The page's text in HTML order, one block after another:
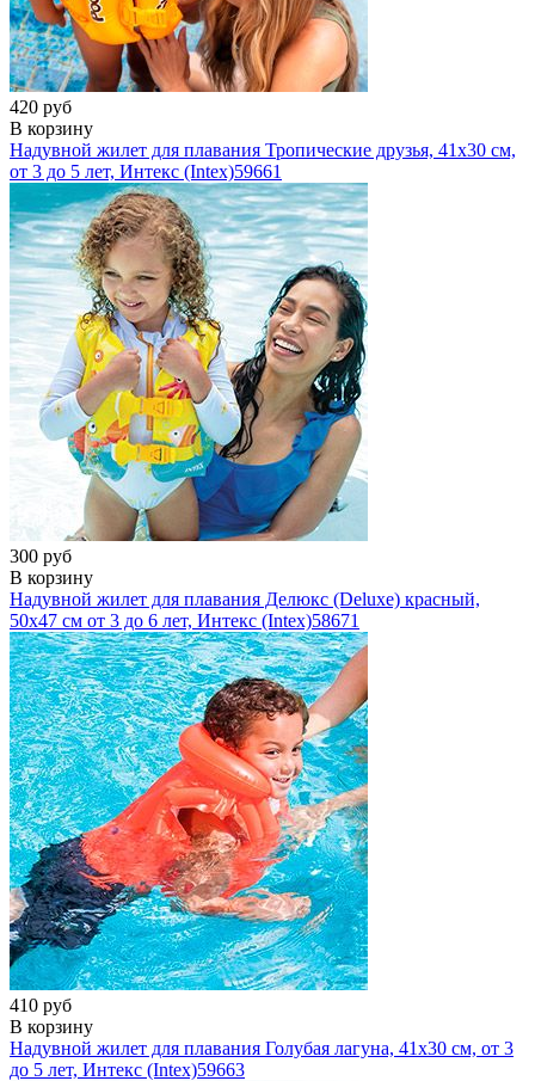
420 руб
В корзину
Надувной жилет для плавания Тропические друзья, 41х30 см,
от 3 до 5 лет, Интекс (Intex)59661
300 руб
В корзину
Надувной жилет для плавания Делюкс (Deluxe) красный,
50х47 см от 3 до 6 лет, Интекс (Intex)58671
410 руб
В корзину
Надувной жилет для плавания Голубая лагуна, 41х30 см, от 3
до 5 лет, Интекс (Intex)59663